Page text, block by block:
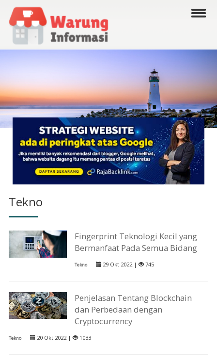
Tekno
Fingerprint Teknologi Kecil yang
Bermanfaat Pada Semua Bidang
Tekno 29 Okt 2022 | 745
Penjelasan Tentang Blockchain
dan Perbedaan dengan
Cryptocurrency
Tekno 20 Okt 2022 | 1033